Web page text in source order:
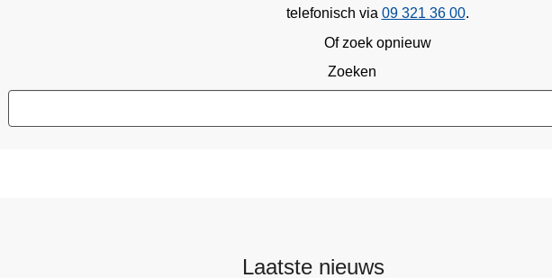
telefonisch via 09 321 36 00.
Of zoek opnieuw
Zoeken
Laatste nieuws